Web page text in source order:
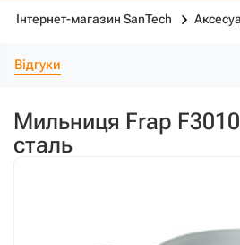
Інтернет-магазин SanTech
Відгуки
Мильниця Frap
сталь